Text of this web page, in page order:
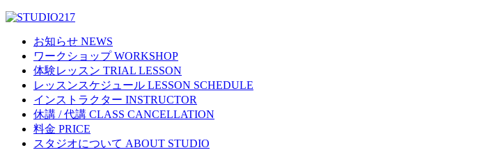
お知らせ NEWS
ワークショップ WORKSHOP
体験レッスン TRIAL LESSON
レッスンスケジュール LESSON SCHEDULE
インストラクター INSTRUCTOR
休講 / 代講 CLASS CANCELLATION
料金 PRICE
スタジオについて ABOUT STUDIO